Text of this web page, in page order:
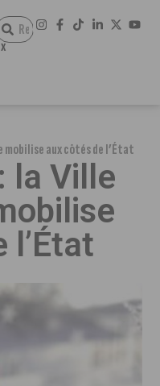
mobilise aux côtés de l’État
la Ville
l’État